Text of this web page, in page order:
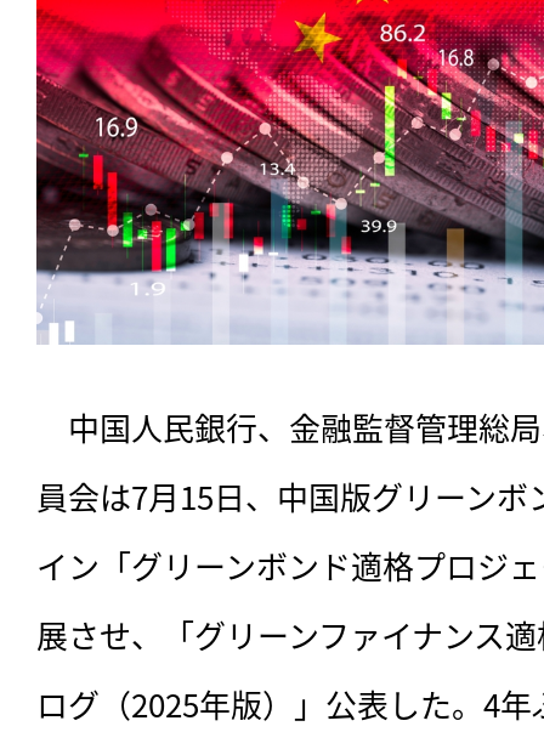
中国人民銀行、金融監督管理総
員会は7月15日、中国版グリーン
イン「グリーンボンド適格プロジ
展させ、「グリーンファイナンス
ログ（2025年版）」公表した。4